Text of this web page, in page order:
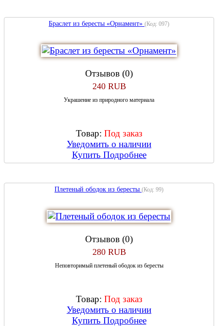
Браслет из бересты «Орнамент» (Код: 097)
Отзывов (0)
240 RUB
Украшение из природного материала
Товар: Под заказ
Уведомить о наличии
Купить Подробнее
Плетеный ободок из бересты (Код: 99)
Отзывов (0)
280 RUB
Неповторимый плетеный ободок из бересты
Товар: Под заказ
Уведомить о наличии
Купить Подробнее